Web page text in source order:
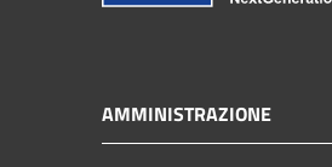
AMMINISTRAZIONE